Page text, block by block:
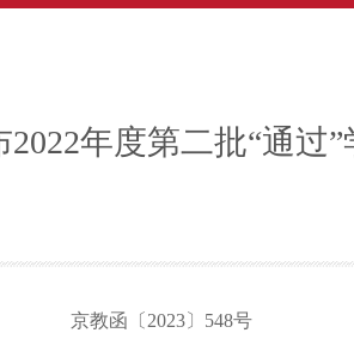
年度第二批“通过
京教函〔2023〕548号